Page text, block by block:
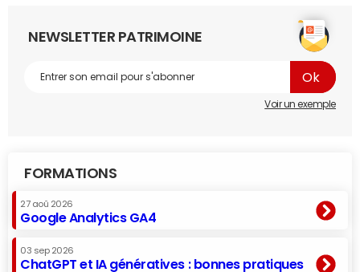
NEWSLETTER PATRIMOINE
Voir un exemple
FORMATIONS
27 aoû 2026
Google Analytics GA4
03 sep 2026
ChatGPT et IA génératives : bonnes pratiques